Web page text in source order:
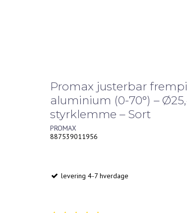
Promax justerbar
aluminium (0-70°) –
styrklemme – Sort
PROMAX
887539011956
levering 4-7 hverdage